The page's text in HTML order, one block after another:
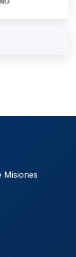
Misiones